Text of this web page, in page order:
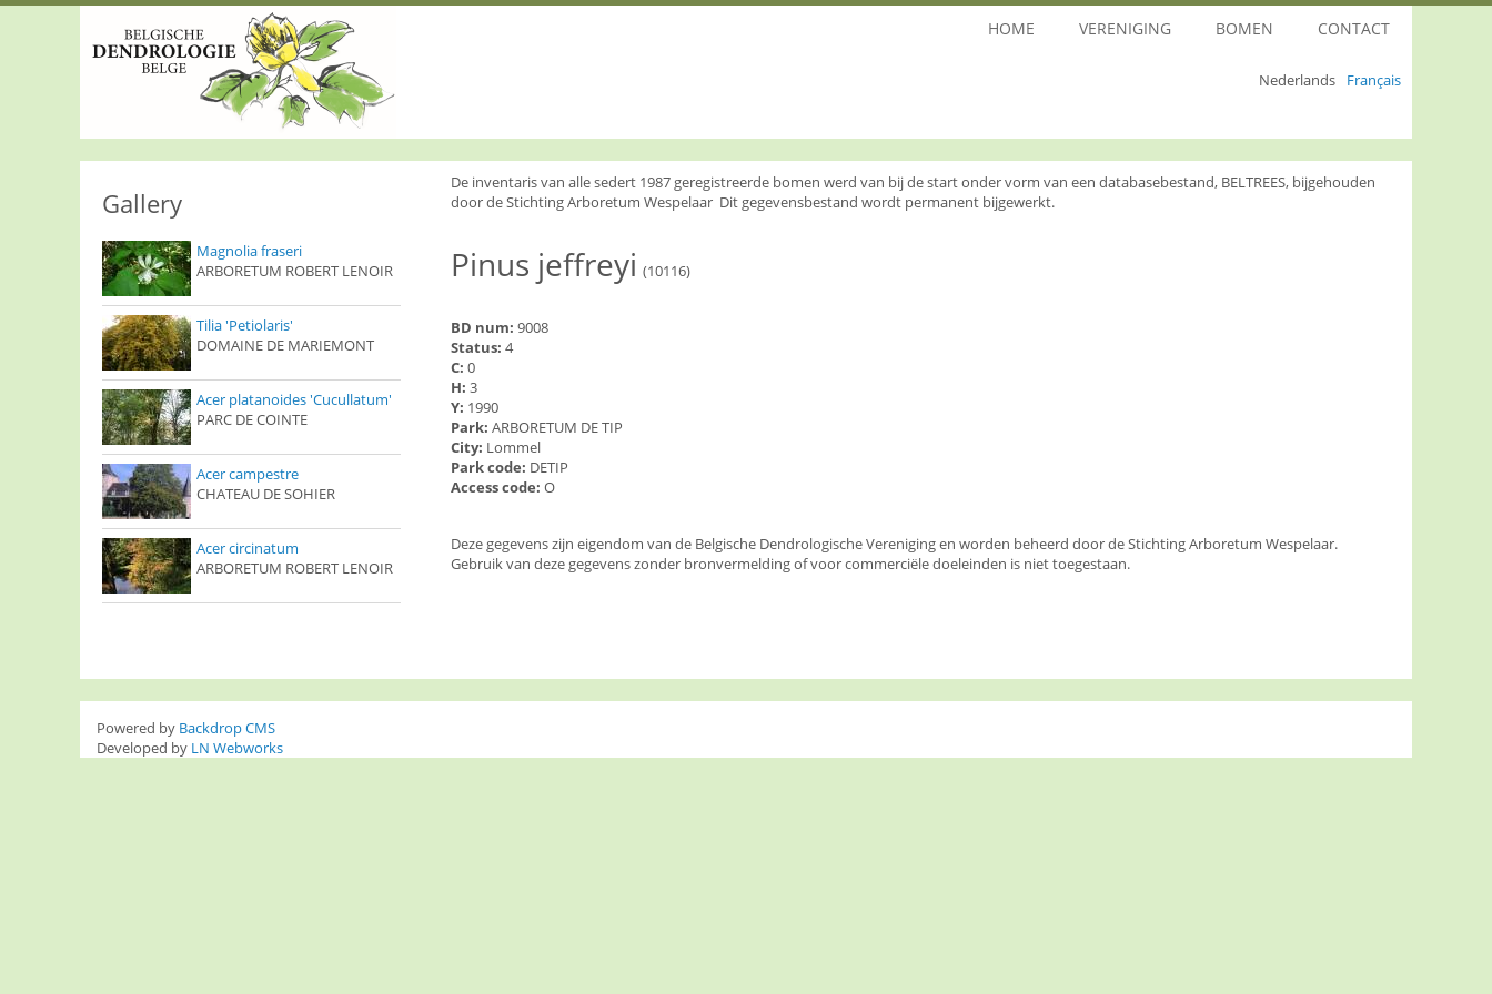
Nederlands Français
HOME VERENIGING BOMEN CONTACT
De inventaris van alle sedert 1987 geregistreerde bomen werd van bij de start onder vorm van een databasebestand, BELTREES, bijgehouden
door de Stichting Arboretum Wespelaar Dit gegevensbestand wordt permanent bijgewerkt.
Pinus jeffreyi (10116)
BD num: 9008
Status: 4
C: 0
H: 3
Y: 1990
Park: ARBORETUM DE TIP
City: Lommel
Park code: DETIP
Access code: O
Deze gegevens zijn eigendom van de Belgische Dendrologische Vereniging en worden beheerd door de Stichting Arboretum Wespelaar.
Gebruik van deze gegevens zonder bronvermelding of voor commerciële doeleinden is niet toegestaan.
Gallery
Magnolia fraseri
ARBORETUM ROBERT LENOIR
Tilia 'Petiolaris'
DOMAINE DE MARIEMONT
Acer platanoides 'Cucullatum'
PARC DE COINTE
Acer campestre
CHATEAU DE SOHIER
Acer circinatum
ARBORETUM ROBERT LENOIR
Powered by Backdrop CMS
Developed by LN Webworks